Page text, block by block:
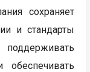
сохраняет
и стандарты
поддерживать